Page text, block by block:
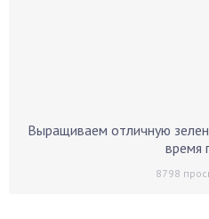
Выращиваем отличную
время
8798